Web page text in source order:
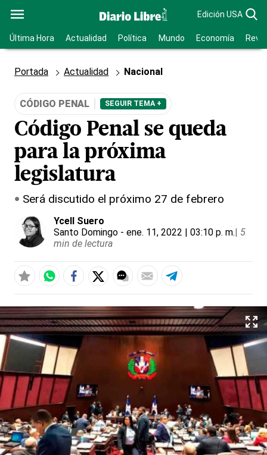
Edición USA
Última Hora Actualidad Política Mundo Economía
Portada Actualidad Nacional
CÓDIGO PENAL SEGUIR TEMA +
Código Penal se queda
para la próxima
legislatura
Será discutido el próximo 27 de febrero
Ycell Suero
Santo Domingo - ene. 11, 2022 | 03:10 p. m.| 5
min de lectura